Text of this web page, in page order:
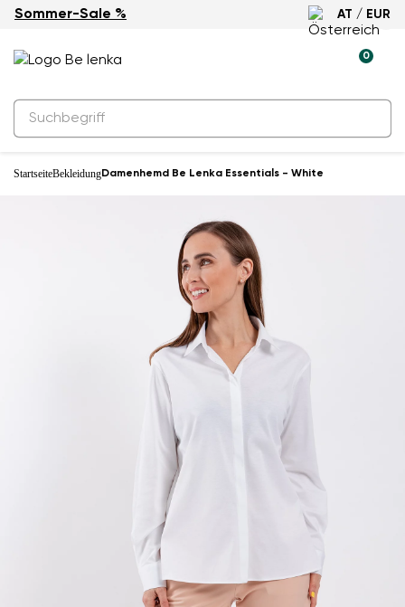
Sommer-Sale % AT / EUR
0
StartseiteBekleidungDamenhemd Be Lenka Essentials - White